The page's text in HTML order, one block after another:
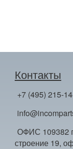
Контакты
+7 (495) 215-
ОФИС 109382
строение 19,